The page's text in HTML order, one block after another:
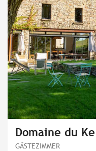
Domaine du
GÄSTEZIMMER